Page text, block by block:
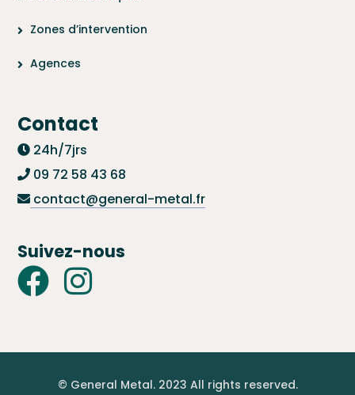
Zones d’intervention
Agences
Contact
24h/7jrs
09 72 58 43 68
contact@general-metal.fr
Suivez-nous
© General Metal. 2023 All rights reserved.